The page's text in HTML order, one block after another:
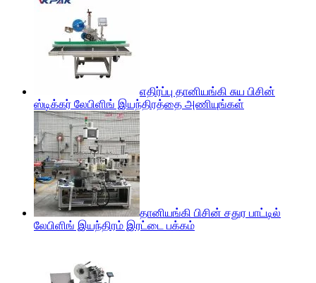
எதிர்ப்பு தானியங்கி சுய பிசின்
ஸ்டிக்கர் லேபிளிங் இயந்திரத்தை அணியுங்கள்
தானியங்கி பிசின் சதுர பாட்டில்
லேபிளிங் இயந்திரம் இரட்டை பக்கம்